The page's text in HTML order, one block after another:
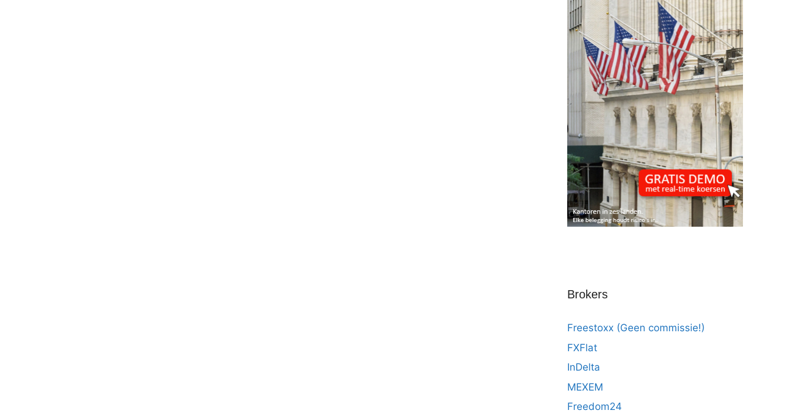
Brokers
Freestoxx (Geen commissie!)
FXFlat
InDelta
MEXEM
Freedom24